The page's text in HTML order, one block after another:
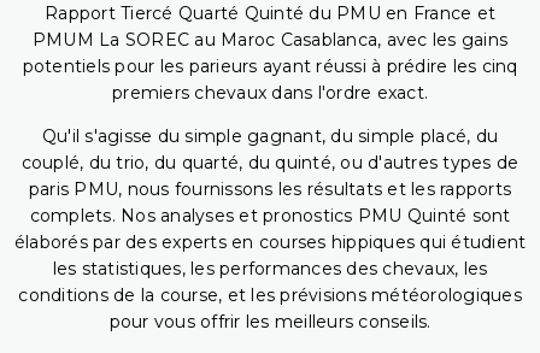
Rapport Tiercé Quarté Quinté du PMU en France et
PMUM La SOREC au Maroc Casablanca, avec les gains
potentiels pour les parieurs ayant réussi à prédire les cinq
premiers chevaux dans l'ordre exact.
Qu'il s'agisse du simple gagnant, du simple placé, du
couplé, du trio, du quarté, du quinté, ou d'autres types de
paris PMU, nous fournissons les résultats et les rapports
complets. Nos analyses et pronostics PMU Quinté sont
élaborés par des experts en courses hippiques qui étudient
les statistiques, les performances des chevaux, les
conditions de la course, et les prévisions météorologiques
pour vous offrir les meilleurs conseils.